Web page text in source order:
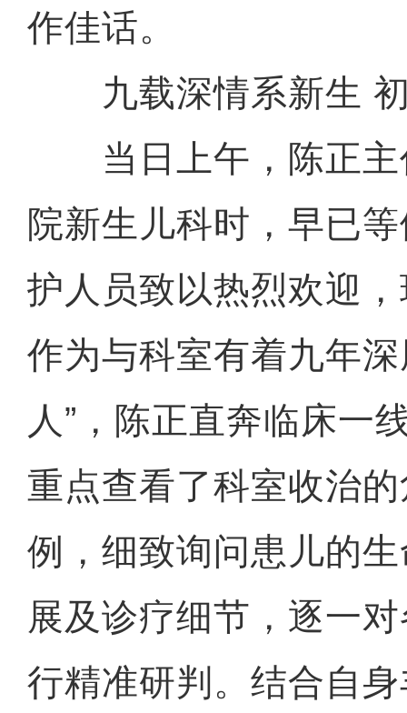
作佳话。
九载深情系新生 初
当日上午，陈正主
院新生儿科时，早已
护人员致以热烈欢迎
作为与科室有着九年
人”，陈正直奔临床一
重点查看了科室收治
例，细致询问患儿的
展及诊疗细节，逐一
行精准研判。结合自